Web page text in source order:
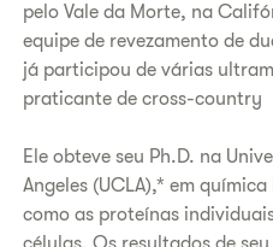
pelo Vale da Morte, na
equipe de revezamento de
já participou de várias
praticante de cross-country
Ele obteve seu Ph.D. na
Angeles (UCLA),* em
como as proteínas